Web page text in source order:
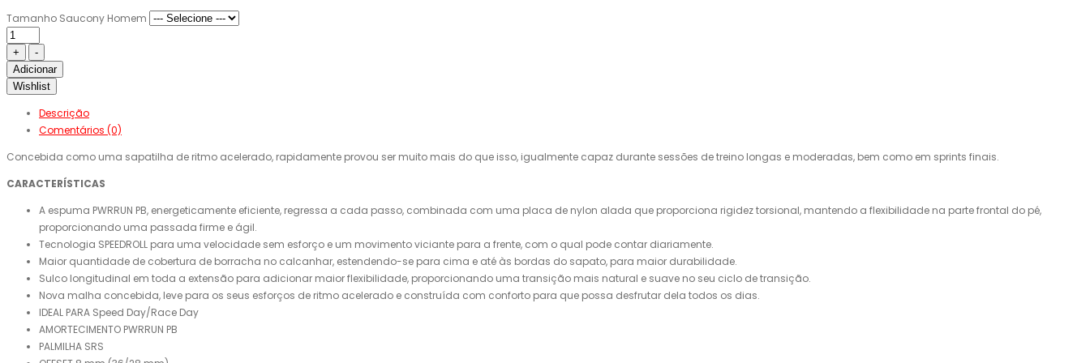
Tamanho Saucony Homem
Adicionar
Wishlist
Descrição
Comentários (0)
Concebida como uma sapatilha de ritmo acelerado, rapidamente provou ser muito mais do que isso, igualmente capaz durante sessões de treino longas e moderadas, bem como em sprints finais.
CARACTERÍSTICAS
A espuma PWRRUN PB, energeticamente eficiente, regressa a cada passo, combinada com uma placa de nylon alada que proporciona rigidez torsional, mantendo a flexibilidade na parte frontal do pé,
proporcionando uma passada firme e ágil.
Tecnologia SPEEDROLL para uma velocidade sem esforço e um movimento viciante para a frente, com o qual pode contar diariamente.
Maior quantidade de cobertura de borracha no calcanhar, estendendo-se para cima e até às bordas do sapato, para maior durabilidade.
Sulco longitudinal em toda a extensão para adicionar maior flexibilidade, proporcionando uma transição mais natural e suave no seu ciclo de transição.
Nova malha concebida, leve para os seus esforços de ritmo acelerado e construída com conforto para que possa desfrutar dela todos os dias.
IDEAL PARA Speed ​​​​Day/Race Day
AMORTECIMENTO PWRRUN PB
PALMILHA SRS